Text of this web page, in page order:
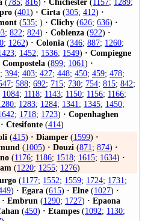
(785; 816) · Chichester (1157; 1289;
(401) · Cirta (305; 412) ·
(535; ) · Clichy (626; 636) ·
; 822; 824) · Coblenza (922) ·
; 1262) · Colonia (346; 887; 1260;
; 1452; 1536; 1549) · Compiegne
Compostela (899; 1061) ·
; 394; 403; 427; 448; 450; 459; 478;
; 588; 692; 715; 730; 754; 815; 842;
1084; 1118; 1143; 1150; 1156; 1166;
; 1283; 1284; 1341; 1345; 1450;
; 1718; 1723) · Copenhaghen
· Ctesifonte (414)
(415) · Diamper (1599) ·
(1005) · Douzi (871; 874) ·
(1176; 1186; 1518; 1615; 1634) ·
(1220; 1255; 1276)
(1177; 1552; 1559; 1724; 1731;
) · Egara (615) · Elne (1027) ·
· Embrun (1290; 1727) · Epaona
(450) · Etampes (1092; 1130;